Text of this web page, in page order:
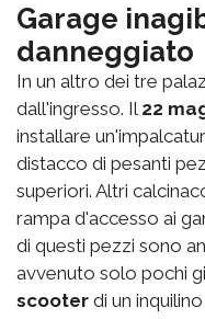
Garage
danneggiato
In un altro dei tre
dall'ingresso. Il 22
installare
distacco di pesanti
superiori. Altri
rampa d'accesso ai
di questi pezzi sono
avvenuto solo pochi
scooter di un